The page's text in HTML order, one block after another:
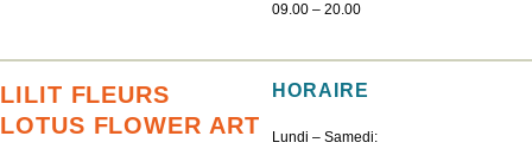
09.00 – 20.00
LILIT FLEURS
LOTUS FLOWER ART
HORAIRE
Lundi – Samedi: